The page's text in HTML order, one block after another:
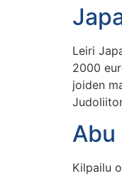
Leiri
2000
joiden
Abu
Kilpailu